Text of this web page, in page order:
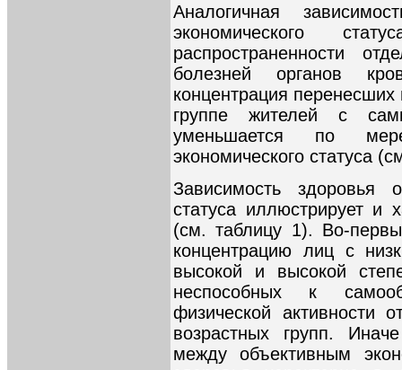
Аналогичная
экономического
распространенности
болезней органов
концентрация
группе жителей с
уменьшается по
экономического статуса
Зависимость здоровья
статуса иллюстрирует и
(см. таблицу 1). Во-
концентрацию лиц с
высокой и высокой
неспособных к
физической активности
возрастных групп.
между объективным